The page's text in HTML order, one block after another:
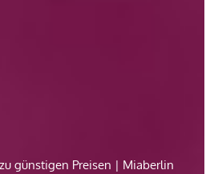
zu günstigen Preisen | Miaberlin